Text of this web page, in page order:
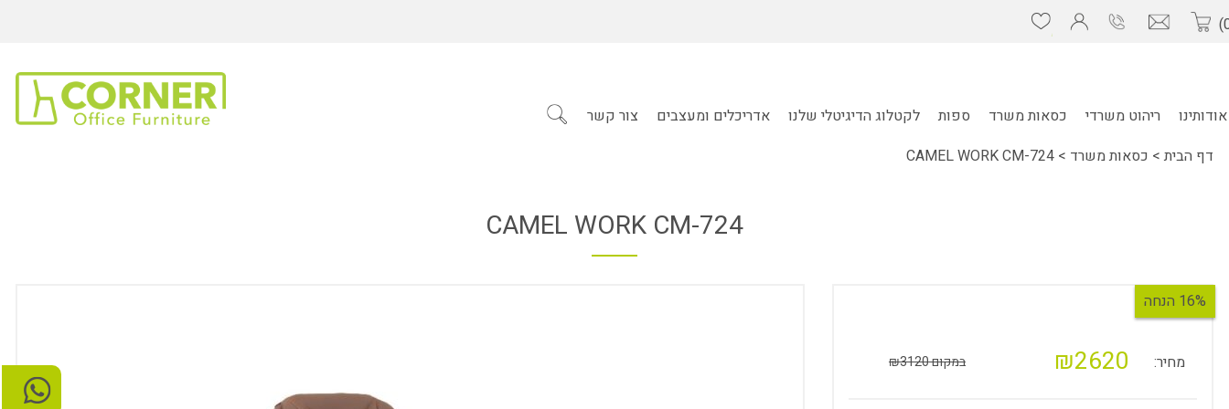
אודותינו ריהוט משרדי כסאות משרד ספות לקטלוג הדיגיטלי שלנו אדריכלים ומעצבים
צור קשר
דף הבית > כסאות משרד >
CAMEL WORK CM-724
CAMEL WORK CM-724
16% הנחה
מחיר: ₪2620 במקום ₪3120